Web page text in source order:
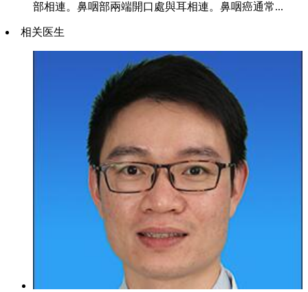
部相連。鼻咽部兩端開口處與耳相連。鼻咽癌通常...
相关医生